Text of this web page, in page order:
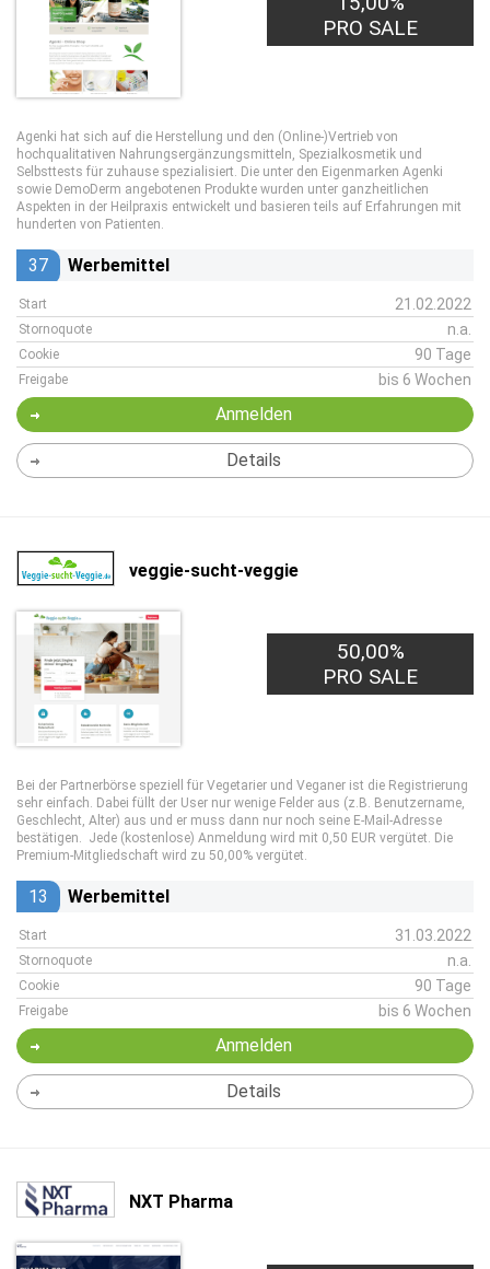
PRO SALE
Agenki hat sich auf die Herstellung und den (Online-)Vertrieb von
hochqualitativen Nahrungsergänzungsmitteln, Spezialkosmetik und
Selbsttests für zuhause spezialisiert. Die unter den Eigenmarken Agenki
sowie DemoDerm angebotenen Produkte wurden unter ganzheitlichen
Aspekten in der Heilpraxis entwickelt und basieren teils auf Erfahrungen mit
hunderten von Patienten.
37 Werbemittel
Start 21.02.2022
Stornoquote n.a.
Cookie 90 Tage
Freigabe bis 6 Wochen
Anmelden
Details
veggie-sucht-veggie
0,50€
PRO LEAD
50,00%
PRO SALE
Bei der Partnerbörse speziell für Vegetarier und Veganer ist die Registrierung
sehr einfach. Dabei füllt der User nur wenige Felder aus (z.B. Benutzername,
Geschlecht, Alter) aus und er muss dann nur noch seine E-Mail-Adresse
bestätigen. Jede (kostenlose) Anmeldung wird mit 0,50 EUR vergütet. Die
Premium-Mitgliedschaft wird zu 50,00% vergütet.
13 Werbemittel
Start 31.03.2022
Stornoquote n.a.
Cookie 90 Tage
Freigabe bis 6 Wochen
Anmelden
Details
NXT Pharma